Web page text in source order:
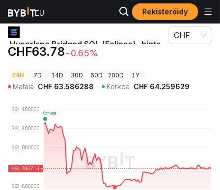
Rekisteröidy
Kryptohinnat Hyperlane Bridged SOL (Eclipse)-hinta SOL
Hyperlane Bridged SOL (Eclipse)-hinta
SOL
CHF63.78-0.65%
CHF
24H 7D 14D 30D 60D 200D 1Y
Matala CHF 63.586288 Korkea CHF 64.259629